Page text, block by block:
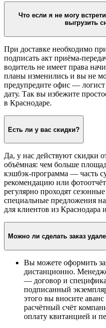
Что если я не могу
выгрузить
При доставке необходимо
подписать акт приёма-
водитель не имеет права
планы изменились и вы не
предупредите офис —
дату. Так вы избежите
в Краснодаре.
Есть ли у вас скидки?
Да, у нас действуют скидки
объёмная: чем больше
кэшбэк-программа — часть
рекомендацию или
регулярно проходят
специальные предложения
для клиентов из Краснодара
Можно ли сделать заказ
Вы можете оформить
дистанционно.
— договор и
подписанный
этого вы вносите
расчётный счёт
оплату квитанцией и